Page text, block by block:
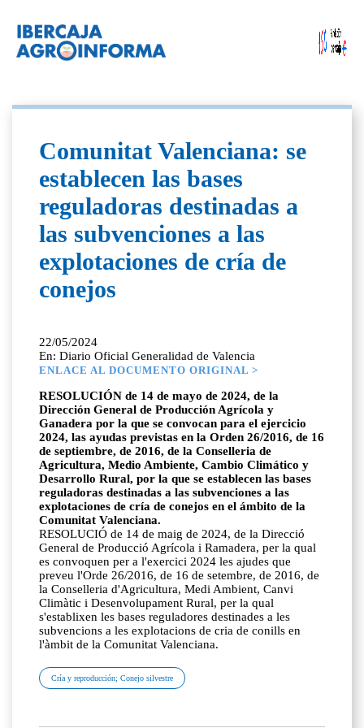
Comunitat Valenciana: se
establecen las bases
reguladoras destinadas a
las subvenciones a las
explotaciones de cría de
conejos
22/05/2024
En: Diario Oficial Generalidad de Valencia
ENLACE AL DOCUMENTO ORIGINAL >
RESOLUCIÓN de 14 de mayo de 2024, de la
Dirección General de Producción Agrícola y
Ganadera por la que se convocan para el ejercicio
2024, las ayudas previstas en la Orden 26/2016, de 16
de septiembre, de 2016, de la Conselleria de
Agricultura, Medio Ambiente, Cambio Climático y
Desarrollo Rural, por la que se establecen las bases
reguladoras destinadas a las subvenciones a las
explotaciones de cría de conejos en el ámbito de la
Comunitat Valenciana.
RESOLUCIÓ de 14 de maig de 2024, de la Direcció
General de Producció Agrícola i Ramadera, per la qual
es convoquen per a l'exercici 2024 les ajudes que
preveu l'Orde 26/2016, de 16 de setembre, de 2016, de
la Conselleria d'Agricultura, Medi Ambient, Canvi
Climàtic i Desenvolupament Rural, per la qual
s'establixen les bases reguladores destinades a les
subvencions a les explotacions de cria de conills en
l'àmbit de la Comunitat Valenciana.
Cría y reproducción; Conejo silvestre